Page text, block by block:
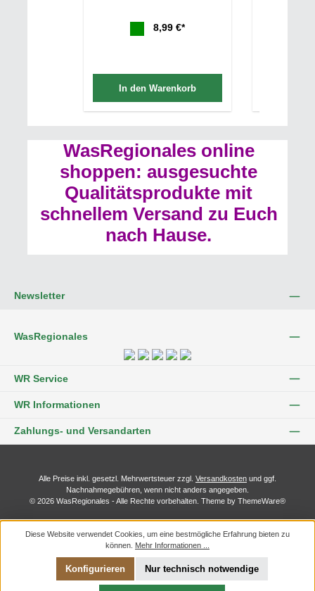
8,99 €*
In den Warenkorb
WasRegionales online
shoppen: ausgesuchte
Qualitätsprodukte mit
schnellem Versand zu Euch
nach Hause.
Newsletter
WasRegionales
WR Service
WR Informationen
Zahlungs- und Versandarten
Alle Preise inkl. gesetzl. Mehrwertsteuer zzgl. Versandkosten und ggf.
Nachnahmegebühren, wenn nicht anders angegeben.
© 2026 WasRegionales - Alle Rechte vorbehalten. Theme by ThemeWare®
Diese Website verwendet Cookies, um eine bestmögliche Erfahrung bieten zu
können. Mehr Informationen ...
Nur technisch notwendige
Konfigurieren